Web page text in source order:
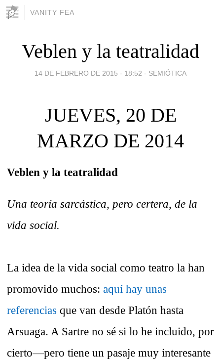
VANITY FEA
Veblen y la teatralidad
14 DE FEBRERO DE 2015 - 18:52 - SEMIÓTICA
JUEVES, 20 DE
MARZO DE 2014
Veblen y la teatralidad
Una teoría sarcástica, pero certera, de la
vida social.
La idea de la vida social como teatro la han
promovido muchos: aquí hay unas
referencias que van desde Platón hasta
Arsuaga. A Sartre no sé si lo he incluido, por
cierto—pero tiene un pasaje muy interesante